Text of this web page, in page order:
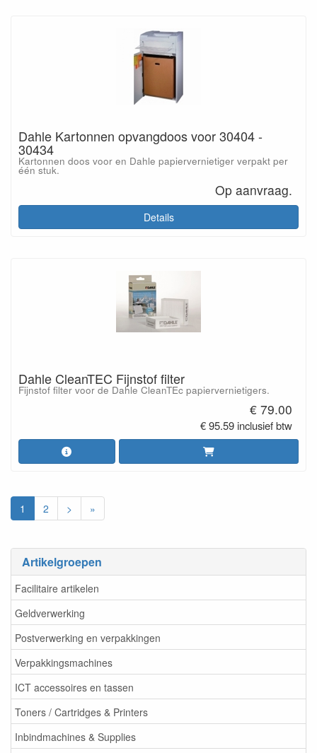
Artikelgroepen
Facilitaire artikelen
Geldverwerking
Postverwerking en verpakkingen
Verpakkingsmachines
ICT accessoires en tassen
Toners / Cartridges & Printers
Inbindmachines & Supplies
Dahle Kartonnen opvangdoos voor 30404 -
30434
Kartonnen doos voor en Dahle papiervernietiger verpakt per
één stuk.
Op aanvraag.
Details
Dahle CleanTEC Fijnstof filter
Fijnstof filter voor de Dahle CleanTEc papiervernietigers.
€ 79.00
€ 95.59 inclusief btw
1 2 > »